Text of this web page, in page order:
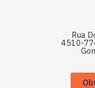
Rua
4510-